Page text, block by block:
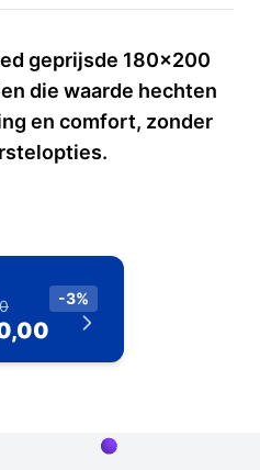
geprijsde 180×200
die waarde hechten
en comfort, zonder
-3%